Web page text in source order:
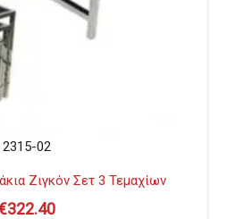
2315-02
Ζιγκόν Σετ 3 Τεμαχίων
322.40